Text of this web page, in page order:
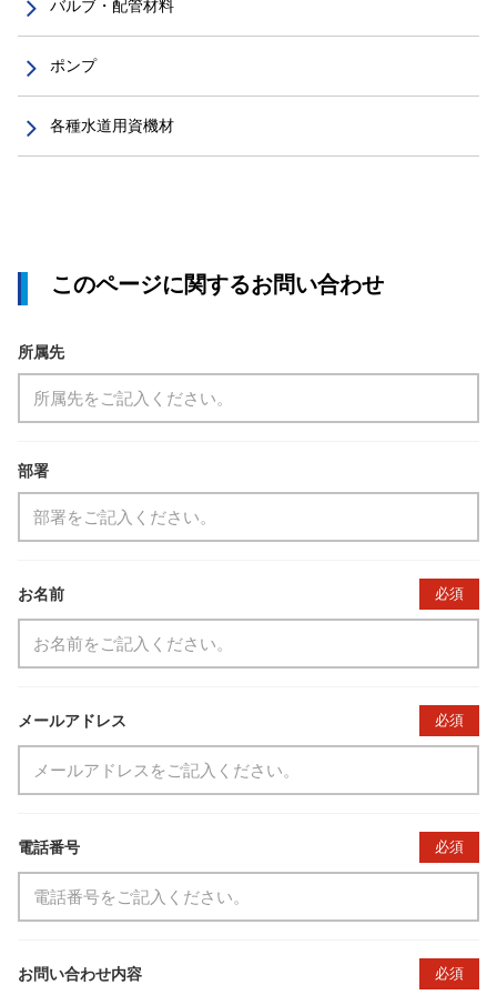
バルブ・配管材料
ポンプ
各種水道用資機材
このページに関するお問い合わせ
所属先
部署
お名前 必須
メールアドレス 必須
電話番号 必須
お問い合わせ内容 必須